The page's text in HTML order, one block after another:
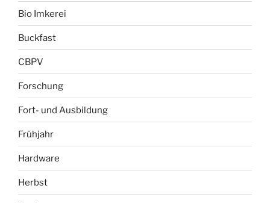
Bio Imkerei
Buckfast
CBPV
Forschung
Fort- und Ausbildung
Frühjahr
Hardware
Herbst